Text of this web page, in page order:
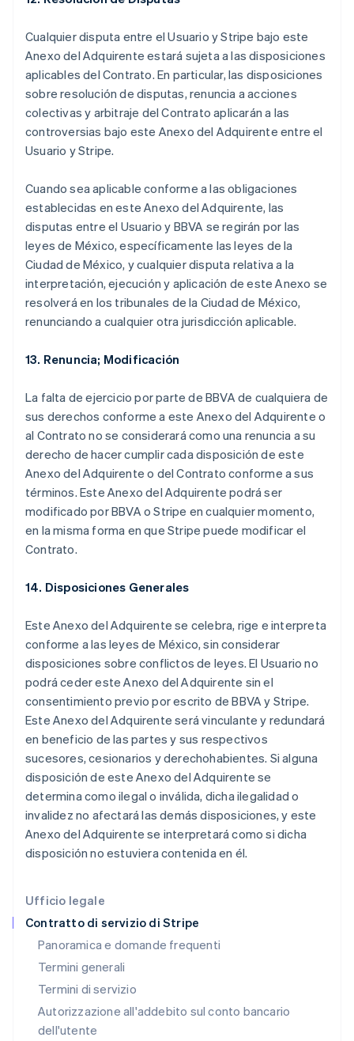
Ufficio legale
Contratto di servizio di Stripe
Panoramica e domande frequenti
Termini generali
Termini di servizio
Autorizzazione all'addebito sul conto bancario
dell'utente
Cualquier disputa entre el Usuario y Stripe bajo este
Anexo del Adquirente estará sujeta a las disposiciones
aplicables del Contrato. En particular, las disposiciones
sobre resolución de disputas, renuncia a acciones
colectivas y arbitraje del Contrato aplicarán a las
controversias bajo este Anexo del Adquirente entre el
Usuario y Stripe.
Cuando sea aplicable conforme a las obligaciones
establecidas en este Anexo del Adquirente, las
disputas entre el Usuario y BBVA se regirán por las
leyes de México, específicamente las leyes de la
Ciudad de México, y cualquier disputa relativa a la
interpretación, ejecución y aplicación de este Anexo se
resolverá en los tribunales de la Ciudad de México,
renunciando a cualquier otra jurisdicción aplicable.
13. Renuncia; Modificación
La falta de ejercicio por parte de BBVA de cualquiera de
sus derechos conforme a este Anexo del Adquirente o
al Contrato no se considerará como una renuncia a su
derecho de hacer cumplir cada disposición de este
Anexo del Adquirente o del Contrato conforme a sus
términos. Este Anexo del Adquirente podrá ser
modificado por BBVA o Stripe en cualquier momento,
en la misma forma en que Stripe puede modificar el
Contrato.
14. Disposiciones Generales
Este Anexo del Adquirente se celebra, rige e interpreta
conforme a las leyes de México, sin considerar
disposiciones sobre conflictos de leyes. El Usuario no
podrá ceder este Anexo del Adquirente sin el
consentimiento previo por escrito de BBVA y Stripe.
Este Anexo del Adquirente será vinculante y redundará
en beneficio de las partes y sus respectivos
sucesores, cesionarios y derechohabientes. Si alguna
disposición de este Anexo del Adquirente se
determina como ilegal o inválida, dicha ilegalidad o
invalidez no afectará las demás disposiciones, y este
Anexo del Adquirente se interpretará como si dicha
disposición no estuviera contenida en él.
English
Austria
DeutschEnglish
Belgio
Brasile
PortuguêsEnglish
Bulgaria
English
Cina continentale
Cipro
English
Croazia
Danimarca
English
Emirati Arabi Uniti
English
Estonia
Francia
Germania
DeutschEnglish
Giappone
Gibilterra
English
Grecia
English
India
Irlanda
English
Italia
Italiano English
Lettonia
Deutsch English
Lituania
English
Lussemburgo
FrançaisDeutschEnglish
Malaysia
English 简体中文
Malta
English